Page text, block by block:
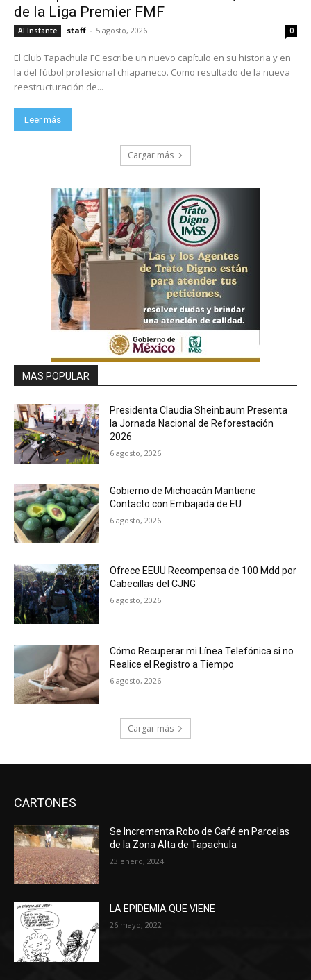
de la Liga Premier FMF
Al Instante staff - 5 agosto, 2026 0
El Club Tapachula FC escribe un nuevo capítulo en su historia y en
la del fútbol profesional chiapaneco. Como resultado de la nueva
reestructuración de...
Leer más
Cargar más
MAS POPULAR
Presidenta Claudia Sheinbaum Presenta
la Jornada Nacional de Reforestación
2026
6 agosto, 2026
Gobierno de Michoacán Mantiene
Contacto con Embajada de EU
6 agosto, 2026
Ofrece EEUU Recompensa de 100 Mdd por
Cabecillas del CJNG
6 agosto, 2026
Cómo Recuperar mi Línea Telefónica si no
Realice el Registro a Tiempo
6 agosto, 2026
Cargar más
CARTONES
Se Incrementa Robo de Café en Parcelas
de la Zona Alta de Tapachula
23 enero, 2024
LA EPIDEMIA QUE VIENE
26 mayo, 2022